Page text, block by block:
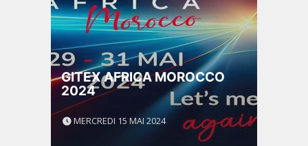
GITEX AFRICA MOROCCO
2024
MERCREDI 15 MAI 2024